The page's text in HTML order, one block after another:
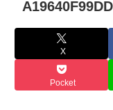
X
Pocket